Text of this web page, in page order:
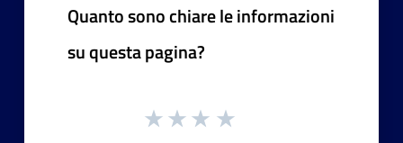
Quanto sono chiare le informazioni
su questa pagina?